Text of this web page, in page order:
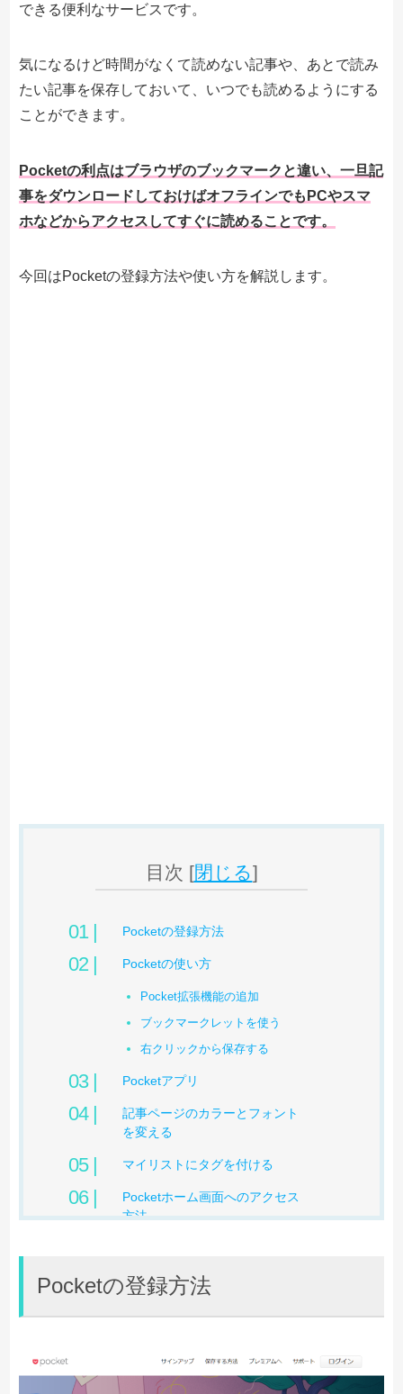
できる便利なサービスです。
気になるけど時間がなくて読めない記事や、あとで読み
たい記事を保存しておいて、いつでも読めるようにする
ことができます。
Pocketの利点はブラウザのブックマークと違い、一旦記
事をダウンロードしておけばオフラインでもPCやスマ
ホなどからアクセスしてすぐに読めることです。
今回はPocketの登録方法や使い方を解説します。
目次 [閉じる]
Pocketの登録方法
Pocketの使い方
Pocket拡張機能の追加
ブックマークレットを使う
右クリックから保存する
Pocketアプリ
記事ページのカラーとフォント
を変える
マイリストにタグを付ける
Pocketホーム画面へのアクセス
方法
Pocketアイコンからアクセスす
Pocketの登録方法